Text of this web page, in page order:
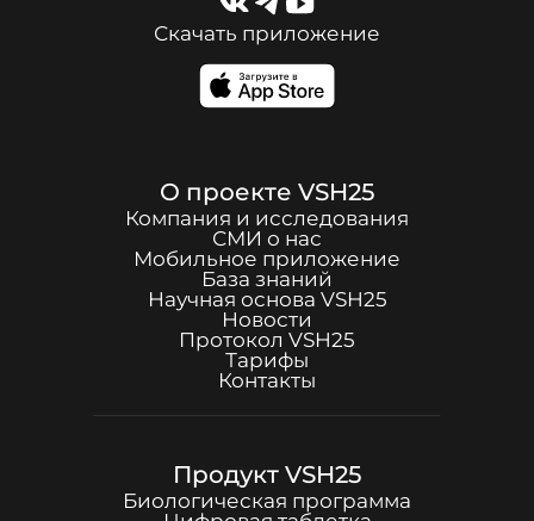
Скачать приложение
О проекте VSH25
Компания и исследования
СМИ о нас
Мобильное приложение
База знаний
Научная основа VSH25
Новости
Протокол VSH25
Тарифы
Контакты
Продукт VSH25
Биологическая программа